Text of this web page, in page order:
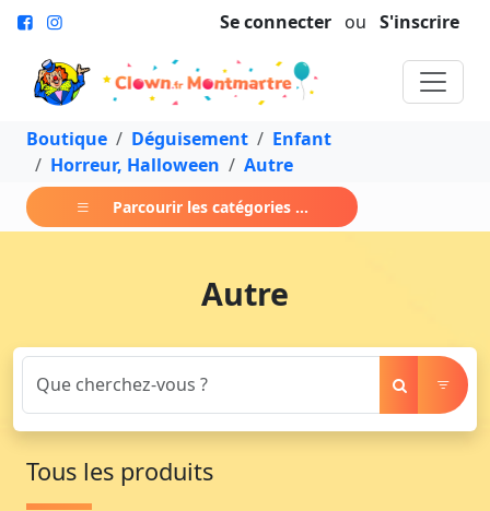
Se connecter ou S'inscrire
Boutique Déguisement
Enfant
Horreur, Halloween
Autre
Parcourir les catégories ...
Autre
Tous les produits